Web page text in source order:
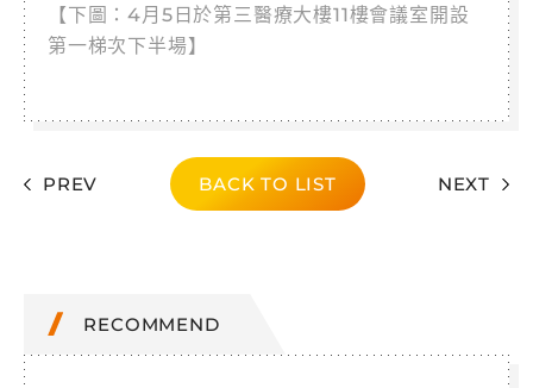
【下圖：4月5日於第三醫療大樓11樓會議室開設
第一梯次下半場】
PREV BACK TO LIST NEXT
RECOMMEND